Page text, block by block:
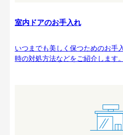
室内ドアのお手入れ
いつまでも美しく保つためのお手
時の対処方法などをご紹介します。